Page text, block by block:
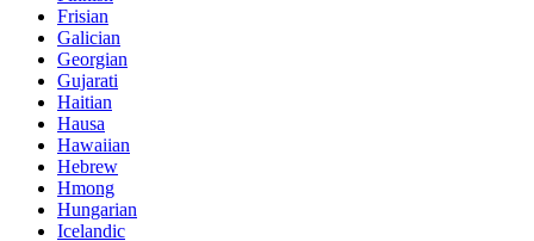
Frisian
Galician
Georgian
Gujarati
Haitian
Hausa
Hawaiian
Hebrew
Hmong
Hungarian
Icelandic